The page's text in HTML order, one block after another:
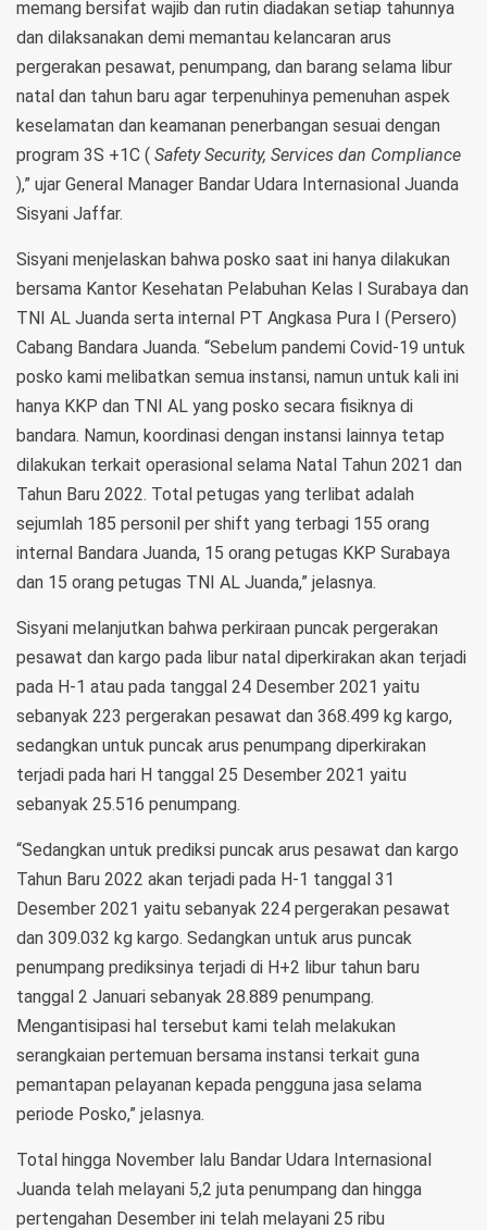
memang bersifat wajib dan rutin diadakan setiap tahunnya
dan dilaksanakan demi memantau kelancaran arus
pergerakan pesawat, penumpang, dan barang selama libur
natal dan tahun baru agar terpenuhinya pemenuhan aspek
keselamatan dan keamanan penerbangan sesuai dengan
program 3S +1C ( Safety Security, Services dan Compliance
),” ujar General Manager Bandar Udara Internasional Juanda
Sisyani Jaffar.
Sisyani menjelaskan bahwa posko saat ini hanya dilakukan
bersama Kantor Kesehatan Pelabuhan Kelas I Surabaya dan
TNI AL Juanda serta internal PT Angkasa Pura I (Persero)
Cabang Bandara Juanda. “Sebelum pandemi Covid-19 untuk
posko kami melibatkan semua instansi, namun untuk kali ini
hanya KKP dan TNI AL yang posko secara fisiknya di
bandara. Namun, koordinasi dengan instansi lainnya tetap
dilakukan terkait operasional selama Natal Tahun 2021 dan
Tahun Baru 2022. Total petugas yang terlibat adalah
sejumlah 185 personil per shift yang terbagi 155 orang
internal Bandara Juanda, 15 orang petugas KKP Surabaya
dan 15 orang petugas TNI AL Juanda,” jelasnya.
Sisyani melanjutkan bahwa perkiraan puncak pergerakan
pesawat dan kargo pada libur natal diperkirakan akan terjadi
pada H-1 atau pada tanggal 24 Desember 2021 yaitu
sebanyak 223 pergerakan pesawat dan 368.499 kg kargo,
sedangkan untuk puncak arus penumpang diperkirakan
terjadi pada hari H tanggal 25 Desember 2021 yaitu
sebanyak 25.516 penumpang.
“Sedangkan untuk prediksi puncak arus pesawat dan kargo
Tahun Baru 2022 akan terjadi pada H-1 tanggal 31
Desember 2021 yaitu sebanyak 224 pergerakan pesawat
dan 309.032 kg kargo. Sedangkan untuk arus puncak
penumpang prediksinya terjadi di H+2 libur tahun baru
tanggal 2 Januari sebanyak 28.889 penumpang.
Mengantisipasi hal tersebut kami telah melakukan
serangkaian pertemuan bersama instansi terkait guna
pemantapan pelayanan kepada pengguna jasa selama
periode Posko,” jelasnya.
Total hingga November lalu Bandar Udara Internasional
Juanda telah melayani 5,2 juta penumpang dan hingga
pertengahan Desember ini telah melayani 25 ribu